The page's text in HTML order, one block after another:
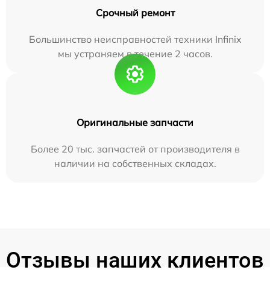
Срочный ремонт
Большинство неисправностей техники Infinix
мы устраняем в течение 2 часов.
Оригинальные запчасти
Более 20 тыс. запчастей от производителя в
наличии на собственных складах.
Отзывы наших клиентов